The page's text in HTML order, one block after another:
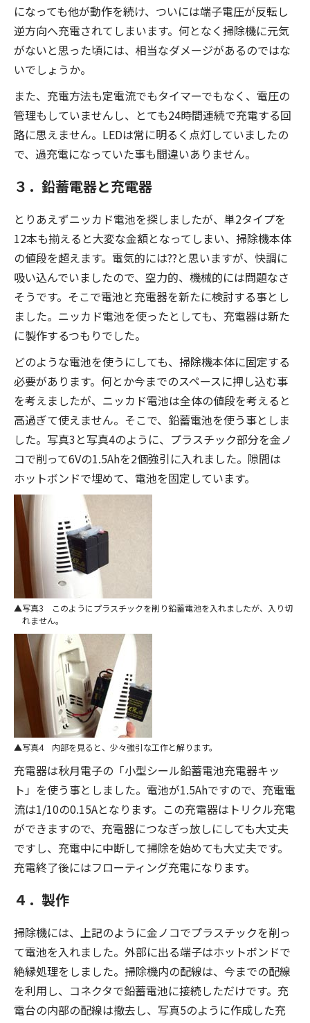
になっても他が動作を続け、ついには端子電圧が反転し
逆方向へ充電されてしまいます。何となく掃除機に元気
がないと思った頃には、相当なダメージがあるのではな
いでしょうか。
また、充電方法も定電流でもタイマーでもなく、電圧の
管理もしていませんし、とても24時間連続で充電する回
路に思えません。LEDは常に明るく点灯していましたの
で、過充電になっていた事も間違いありません。
３．鉛蓄電器と充電器
とりあえずニッカド電池を探しましたが、単2タイプを
12本も揃えると大変な金額となってしまい、掃除機本体
の値段を超えます。電気的には??と思いますが、快調に
吸い込んでいましたので、空力的、機械的には問題なさ
そうです。そこで電池と充電器を新たに検討する事とし
ました。ニッカド電池を使ったとしても、充電器は新た
に製作するつもりでした。
どのような電池を使うにしても、掃除機本体に固定する
必要があります。何とか今までのスペースに押し込む事
を考えましたが、ニッカド電池は全体の値段を考えると
高過ぎて使えません。そこで、鉛蓄電池を使う事としま
した。写真3と写真4のように、プラスチック部分を金ノ
コで削って6Vの1.5Ahを2個強引に入れました。隙間は
ホットボンドで埋めて、電池を固定しています。
写真3 このようにプラスチックを削り鉛蓄電池を入れましたが、入り切
れません。
写真4 内部を見ると、少々強引な工作と解ります。
充電器は秋月電子の「小型シール鉛蓄電池充電器キッ
ト」を使う事としました。電池が1.5Ahですので、充電電
流は1/10の0.15Aとなります。この充電器はトリクル充電
ができますので、充電器につなぎっ放しにしても大丈夫
ですし、充電中に中断して掃除を始めても大丈夫です。
充電終了後にはフローティング充電になります。
４．製作
掃除機には、上記のように金ノコでプラスチックを削っ
て電池を入れました。外部に出る端子はホットボンドで
絶縁処理をしました。掃除機内の配線は、今までの配線
を利用し、コネクタで鉛蓄電池に接続しただけです。充
電台の内部の配線は撤去し、写真5のように作成した充